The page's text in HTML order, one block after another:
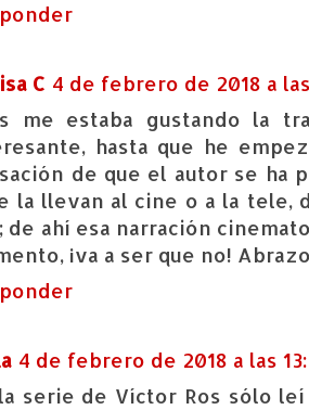
C 4 de febrero de 2018 a
me estaba gustando la
hasta que he
de que el autor se ha
la llevan al cine o a la tele,
de ahí esa narración
¡va a ser que no!
4 de febrero de 2018 a las
serie de Víctor Ros sólo